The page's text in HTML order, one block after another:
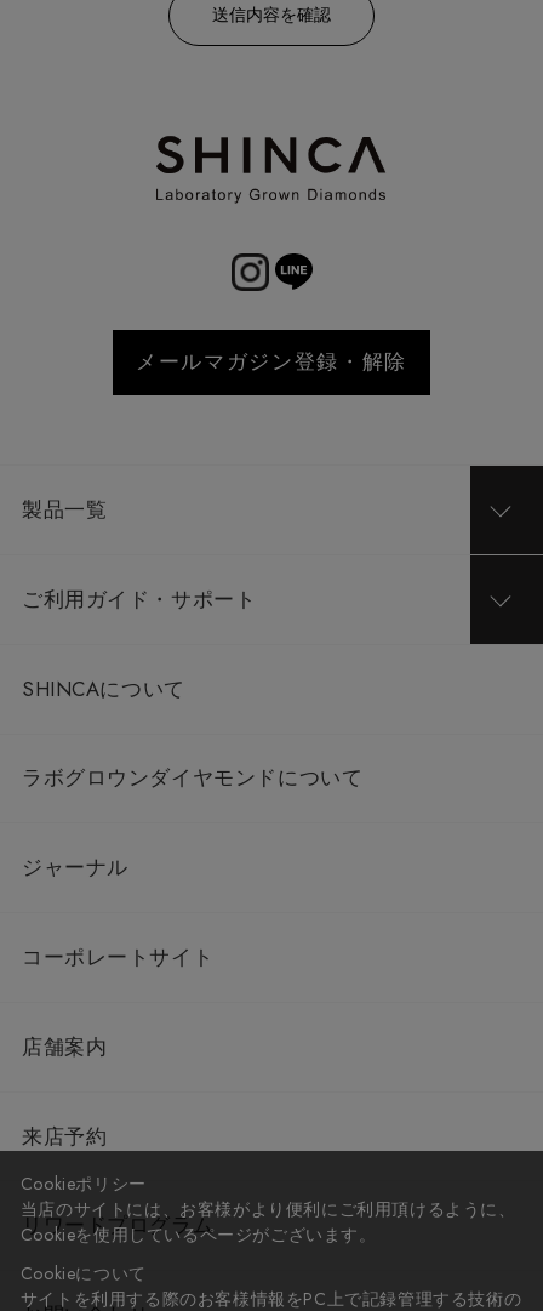
メールマガジン登録・解除
製品一覧
ご利用ガイド・サポート
SHINCAについて
ラボグロウンダイヤモンドについて
ジャーナル
コーポレートサイト
店舗案内
来店予約
リワードプログラム
Cookieポリシー
当店のサイトには、お客様がより便利にご利用頂けるように、
Cookieを使用しているページがございます。
Cookieについて
サイトを利用する際のお客様情報をPC上で記録管理する技術の